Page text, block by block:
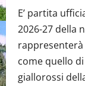
E’ partita
2026-27 della
come quello
giallorossi